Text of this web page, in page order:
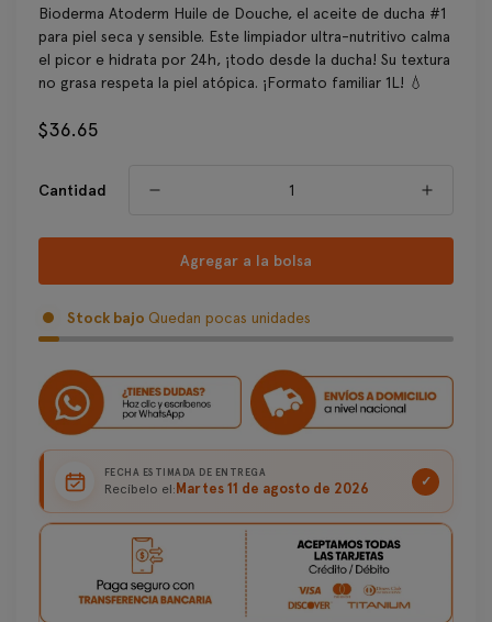
Bioderma Atoderm Huile de Douche, el aceite de ducha #1
para piel seca y sensible. Este limpiador ultra-nutritivo calma
el picor e hidrata por 24h, ¡todo desde la ducha! Su textura
no grasa respeta la piel atópica. ¡Formato familiar 1L! 💧
Precio
$36.65
Cantidad
Agregar a la bolsa
Stock bajo Quedan pocas unidades
FECHA ESTIMADA DE ENTREGA
Recíbelo el: Martes 11 de agosto de 2026 ✓